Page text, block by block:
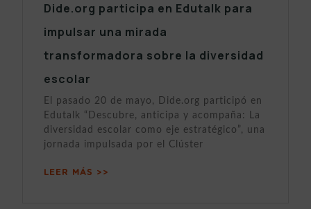
Dide.org participa en Edutalk para
impulsar una mirada
transformadora sobre la diversidad
escolar
El pasado 20 de mayo, Dide.org participó en
Edutalk “Descubre, anticipa y acompaña: La
diversidad escolar como eje estratégico”, una
jornada impulsada por el Clúster
LEER MÁS >>